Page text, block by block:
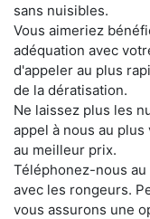
sans nuisibles.
Vous aimeriez
adéquation avec
d'appeler au plus
de la dératisation.
Ne laissez plus les
appel à nous au
au meilleur prix.
Téléphonez-nous
avec les rongeurs.
vous assurons une